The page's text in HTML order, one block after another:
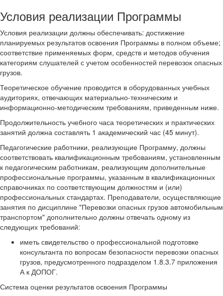
Условия реализации Программы
Условия реализации должны обеспечивать: достижение
планируемых результатов освоения Программы в полном объеме;
соответствие применяемых форм, средств и методов обучения
категориям слушателей с учетом особенностей перевозок опасных
грузов.
Теоретическое обучение проводится в оборудованных учебных
аудиториях, отвечающих материально-техническим и
информационно-методическим требованиям, приведенным ниже.
Продолжительность учебного часа теоретических и практических
занятий должна составлять 1 академический час (45 минут).
Педагогические работники, реализующие Программу, должны
соответствовать квалификационным требованиям, установленным
к педагогическим работникам, реализующим дополнительные
профессиональные программы, указанным в квалификационных
справочниках по соответствующим должностям и (или)
профессиональных стандартах. Преподаватели, осуществляющие
занятия по дисциплине "Перевозки опасных грузов автомобильным
транспортом" дополнительно должны отвечать одному из
следующих требований:
иметь свидетельство о профессиональной подготовке
консультанта по вопросам безопасности перевозки опасных
грузов, предусмотренного подразделом 1.8.3.7 приложения
А к ДОПОГ.
Система оценки результатов освоения Программы